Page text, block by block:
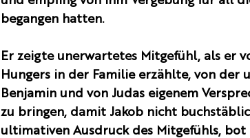
begangen hatten.
Er zeigte unerwartetes Mitgefühl, als er
Hungers in der Familie erzählte, von der
Benjamin und von Judas eigenem
zu bringen, damit Jakob nicht
ultimativen Ausdruck des Mitgefühls, bot